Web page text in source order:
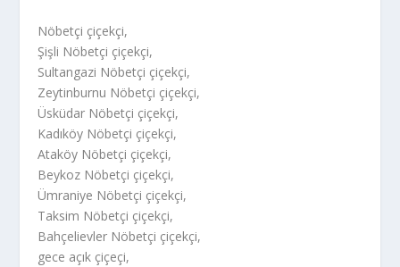
Nöbetçi çiçekçi,
Şişli Nöbetçi çiçekçi,
Sultangazi Nöbetçi çiçekçi,
Zeytinburnu Nöbetçi çiçekçi,
Üsküdar Nöbetçi çiçekçi,
Kadıköy Nöbetçi çiçekçi,
Ataköy Nöbetçi çiçekçi,
Beykoz Nöbetçi çiçekçi,
Ümraniye Nöbetçi çiçekçi,
Taksim Nöbetçi çiçekçi,
Bahçelievler Nöbetçi çiçekçi,
gece açık çiçeçi,